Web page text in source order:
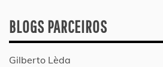
BLOGS PARCEIROS
Gilberto Lèda